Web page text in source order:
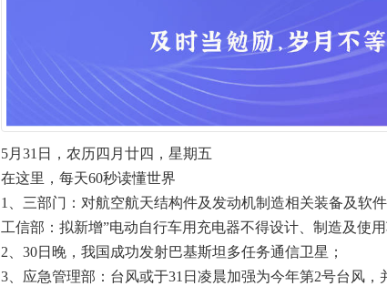
5月31日，农历四月廿四，星期五
在这里，每天60秒读懂世界
1、三部门：对航空航天结构件及发动机制造相关装备及软
工信部：拟新增”电动自行车用充电器不得设计、制造及使用
2、30日晚，我国成功发射巴基斯坦多任务通信卫星；
3、应急管理部：台风或于31日凌晨加强为今年第2号台风，